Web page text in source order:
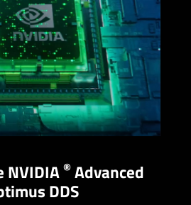
NVIDIA®Advanced
DDS